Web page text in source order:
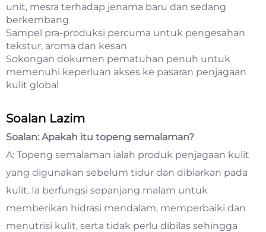
unit, mesra terhadap jenama baru dan sedang
berkembang
Sampel pra-produksi percuma untuk pengesahan
tekstur, aroma dan kesan
Sokongan dokumen pematuhan penuh untuk
memenuhi keperluan akses ke pasaran penjagaan
kulit global
Soalan Lazim
Soalan: Apakah itu topeng semalaman?
A: Topeng semalaman ialah produk penjagaan kulit
yang digunakan sebelum tidur dan dibiarkan pada
kulit. Ia berfungsi sepanjang malam untuk
memberikan hidrasi mendalam, memperbaiki dan
menutrisi kulit, serta tidak perlu dibilas sehingga